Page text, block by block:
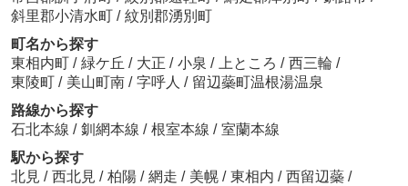
斜里郡小清水町 / 紋別郡湧別町
町名から探す
東相内町 / 緑ケ丘 / 大正 / 小泉 / 上ところ / 西三輪 /
東陵町 / 美山町南 / 字呼人 / 留辺蘂町温根湯温泉
路線から探す
石北本線 / 釧網本線 / 根室本線 / 室蘭本線
駅から探す
北見 / 西北見 / 柏陽 / 網走 / 美幌 / 東相内 / 西留辺蘂 /